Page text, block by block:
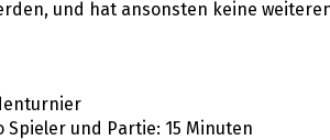
und hat ansonsten keine
Spieler und Partie: 15 Minuten